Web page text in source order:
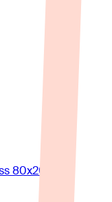
80x200 cm